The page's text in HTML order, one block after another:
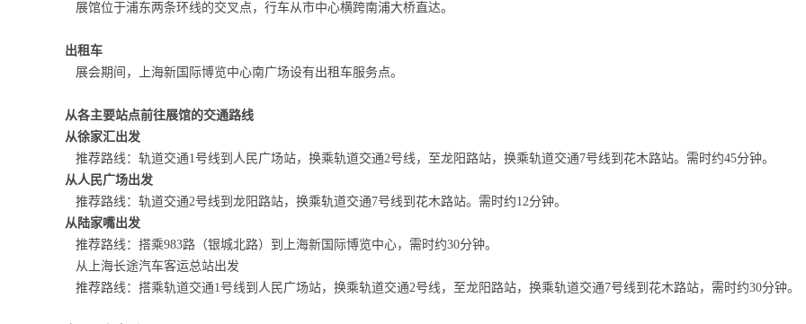
展馆位于浦东两条环线的交叉点，行车从市中心横跨南浦大桥直达。
出租车
展会期间，上海新国际博览中心南广场设有出租车服务点。
从各主要站点前往展馆的交通路线
从徐家汇出发
推荐路线：轨道交通1号线到人民广场站，换乘轨道交通2号线，至龙阳路站，换乘轨道交通7号线到花木路站。需时约45分钟。
从人民广场出发
推荐路线：轨道交通2号线到龙阳路站，换乘轨道交通7号线到花木路站。需时约12分钟。
从陆家嘴出发
推荐路线：搭乘983路（银城北路）到上海新国际博览中心，需时约30分钟。
从上海长途汽车客运总站出发
推荐路线：搭乘轨道交通1号线到人民广场站，换乘轨道交通2号线，至龙阳路站，换乘轨道交通7号线到花木路站，需时约30分钟。